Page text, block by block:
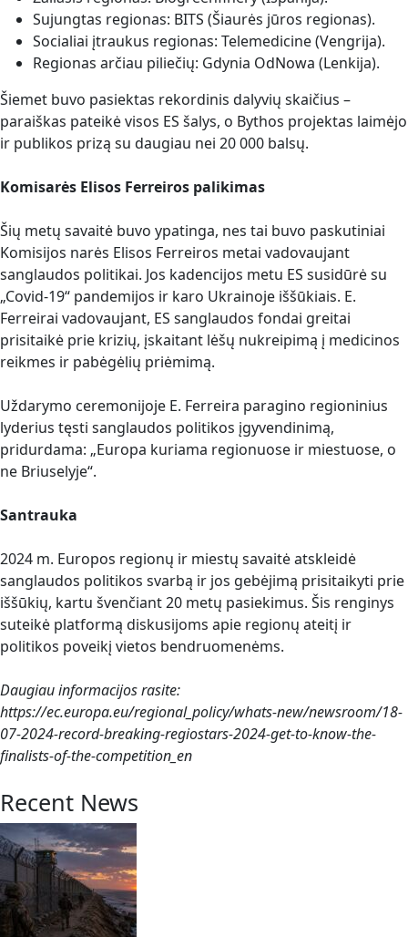
Sujungtas regionas: BITS (Šiaurės jūros regionas).
Socialiai įtraukus regionas: Telemedicine (Vengrija).
Regionas arčiau piliečių: Gdynia OdNowa (Lenkija).
Šiemet buvo pasiektas rekordinis dalyvių skaičius –
paraiškas pateikė visos ES šalys, o Bythos projektas laimėjo
ir publikos prizą su daugiau nei 20 000 balsų.
Komisarės Elisos Ferreiros palikimas
Šių metų savaitė buvo ypatinga, nes tai buvo paskutiniai
Komisijos narės Elisos Ferreiros metai vadovaujant
sanglaudos politikai. Jos kadencijos metu ES susidūrė su
„Covid-19“ pandemijos ir karo Ukrainoje iššūkiais. E.
Ferreirai vadovaujant, ES sanglaudos fondai greitai
prisitaikė prie krizių, įskaitant lėšų nukreipimą į medicinos
reikmes ir pabėgėlių priėmimą.
Uždarymo ceremonijoje E. Ferreira paragino regioninius
lyderius tęsti sanglaudos politikos įgyvendinimą,
pridurdama: „Europa kuriama regionuose ir miestuose, o
ne Briuselyje“.
Santrauka
2024 m. Europos regionų ir miestų savaitė atskleidė
sanglaudos politikos svarbą ir jos gebėjimą prisitaikyti prie
iššūkių, kartu švenčiant 20 metų pasiekimus. Šis renginys
suteikė platformą diskusijoms apie regionų ateitį ir
politikos poveikį vietos bendruomenėms.
Daugiau informacijos rasite:
https://ec.europa.eu/regional_policy/whats-new/newsroom/18-
07-2024-record-breaking-regiostars-2024-get-to-know-the-
finalists-of-the-competition_en
Recent News